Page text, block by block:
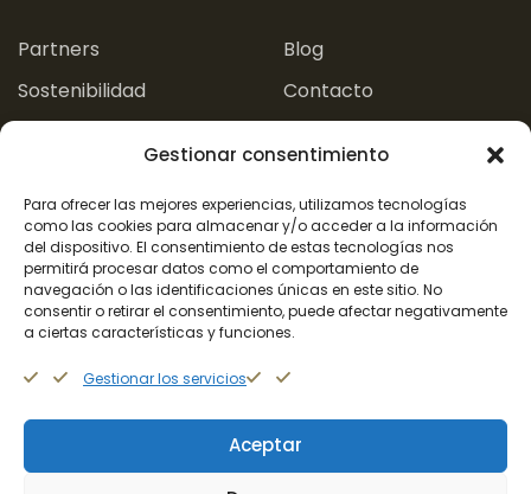
Gestionar consentimiento
Para ofrecer las mejores experiencias, utilizamos tecnologías
como las cookies para almacenar y/o acceder a la información
del dispositivo. El consentimiento de estas tecnologías nos
permitirá procesar datos como el comportamiento de
navegación o las identificaciones únicas en este sitio. No
consentir o retirar el consentimiento, puede afectar negativamente
a ciertas características y funciones.
Gestionar los servicios
Aceptar
Partners
Sostenibilidad
Blog
Contacto
Aviso Legal
Política de Privacidad Política de Cookies
+34 662 409 571